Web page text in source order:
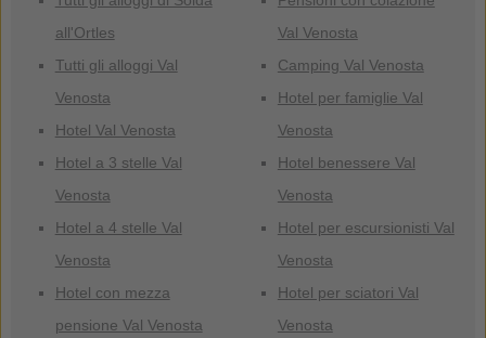
all'Ortles
Tutti gli alloggi Val
Venosta
Hotel Val Venosta
Hotel a 3 stelle Val
Venosta
Hotel a 4 stelle Val
Venosta
Hotel con mezza
pensione Val Venosta
Val Venosta
Camping Val Venosta
Hotel per famiglie Val
Venosta
Hotel benessere Val
Venosta
Hotel per escursionisti Val
Venosta
Hotel per sciatori Val
Venosta